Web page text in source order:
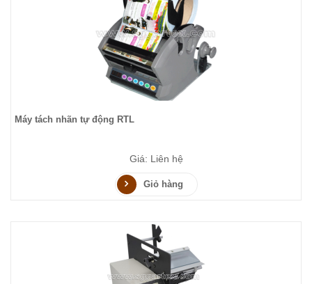
Máy tách nhãn tự động RTL
Giá: Liên hệ
Giỏ hàng